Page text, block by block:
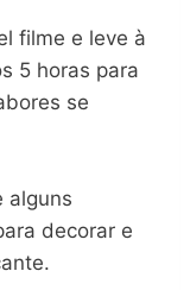
filme e leve à
5 horas para
se
alguns
decorar e